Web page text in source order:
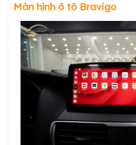
Màn hình ô tô Bravigo